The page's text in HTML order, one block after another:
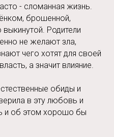
- сломанная жизнь.
брошенной,
Родители
не желают зла,
чего хотят для своей
а значит влияние.
обиды и
в эту любовь и
и об этом хорошо бы